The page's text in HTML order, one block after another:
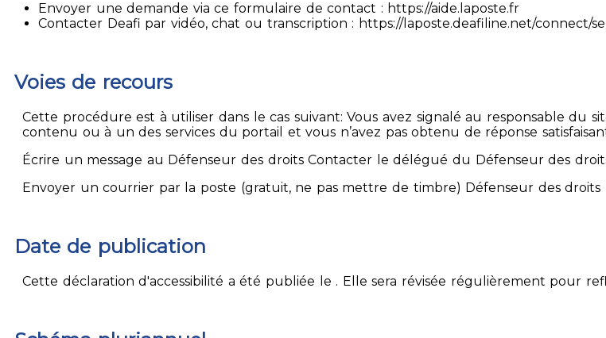
Envoyer une demande via ce formulaire de contact : https://aide.laposte.fr
Contacter Deafi par vidéo, chat ou transcription : https://laposte.deafiline.net/connect/
Voies de recours
Cette procédure est à utiliser dans le cas suivant: Vous avez signalé au responsable du
contenu ou à un des services du portail et vous n’avez pas obtenu de réponse
Écrire un message au Défenseur des droits Contacter le délégué du Défenseur des
Envoyer un courrier par la poste (gratuit, ne pas mettre de timbre) Défenseur des droits
Date de publication
Cette déclaration d'accessibilité a été publiée le . Elle sera révisée régulièrement pour